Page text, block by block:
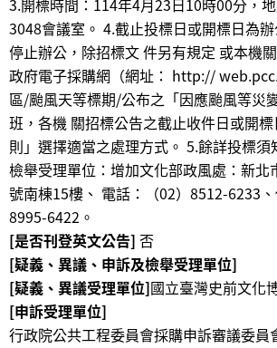
3.開標時間：114年4月23日10時00分，
3048會議室。 4.截止投標日或開標日為
停止辦公，除招標文 件另有規定 或本機
政府電子採購網（網址： http://
區/颱風天等標期/公布之「因應颱風等災
班，各機 關招標公告之截止收件日或開
則」選擇適當之處理方式。 5.餘詳投標
檢舉受理單位：增加文化部政風處：新北
號南棟15樓、 電話：（02）8512-6233、
8995-6422。
[是否刊登英文公告] 否
[疑義、異議、申訴及檢舉受理單位]
[疑義、異議受理單位]國立臺灣史前文化
[申訴受理單位]
行政院公共工程委員會採購申訴審議委員